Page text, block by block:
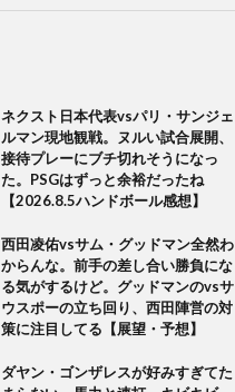
ネクスト日本代表vsパリ・サンジェ
ルマン現地観戦。ヌルい試合展開、
接待プレーにブチ切れそうになっ
た。PSGはずっと余裕だったね
【2026.8.5ハンドボール感想】
西田凌佑vsサム・グッドマン全然わ
からんな。前手の差し合い勝負にな
る気がするけど。グッドマンのvsサ
ウスポーの立ち回り、西田陣営の対
策に注目してる【展望・予想】
ダヤン・ゴンザレスが好みすぎてた